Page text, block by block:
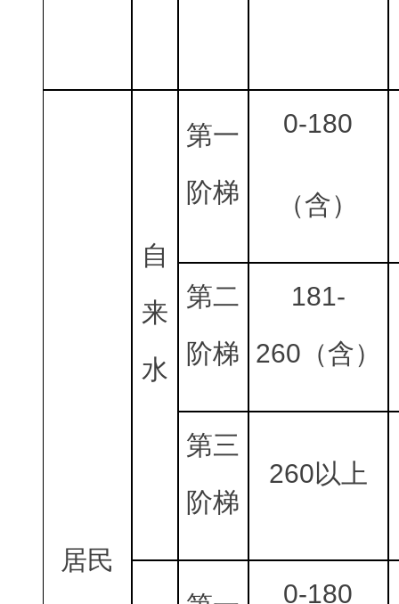
居民
自
来
水
第一
阶梯
0-180
（含）
第二
阶梯
181-
260（含）
第三
阶梯
260以上
0-180